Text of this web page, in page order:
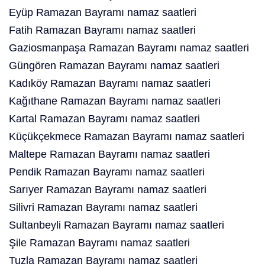
Eyüp Ramazan Bayramı namaz saatleri
Fatih Ramazan Bayramı namaz saatleri
Gaziosmanpaşa Ramazan Bayramı namaz saatleri
Güngören Ramazan Bayramı namaz saatleri
Kadıköy Ramazan Bayramı namaz saatleri
Kağıthane Ramazan Bayramı namaz saatleri
Kartal Ramazan Bayramı namaz saatleri
Küçükçekmece Ramazan Bayramı namaz saatleri
Maltepe Ramazan Bayramı namaz saatleri
Pendik Ramazan Bayramı namaz saatleri
Sarıyer Ramazan Bayramı namaz saatleri
Silivri Ramazan Bayramı namaz saatleri
Sultanbeyli Ramazan Bayramı namaz saatleri
Şile Ramazan Bayramı namaz saatleri
Tuzla Ramazan Bayramı namaz saatleri